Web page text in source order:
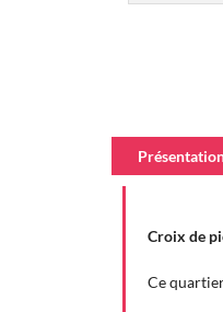
Croix de
Ce